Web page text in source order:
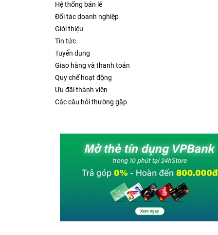
Hệ thống bán lẻ
Đối tác doanh nghiệp
Giới thiệu
Tin tức
Tuyển dụng
Giao hàng và thanh toán
Quy chế hoạt động
Ưu đãi thành viên
Các câu hỏi thường gặp